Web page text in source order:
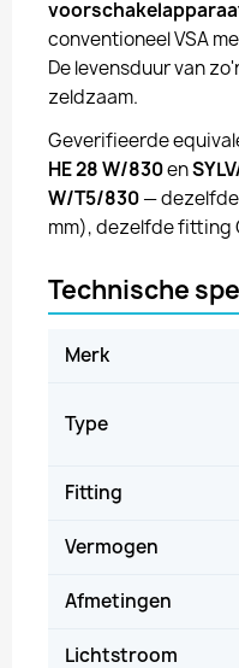
conventioneel VSA
De levensduur van
zeldzaam.
Geverifieerde
HE 28 W/830en
W/T5/830— dezelfde
mm), dezelfde fitting
Technische
Merk
Type
Fitting
Vermogen
Afmetingen
Lichtstroom